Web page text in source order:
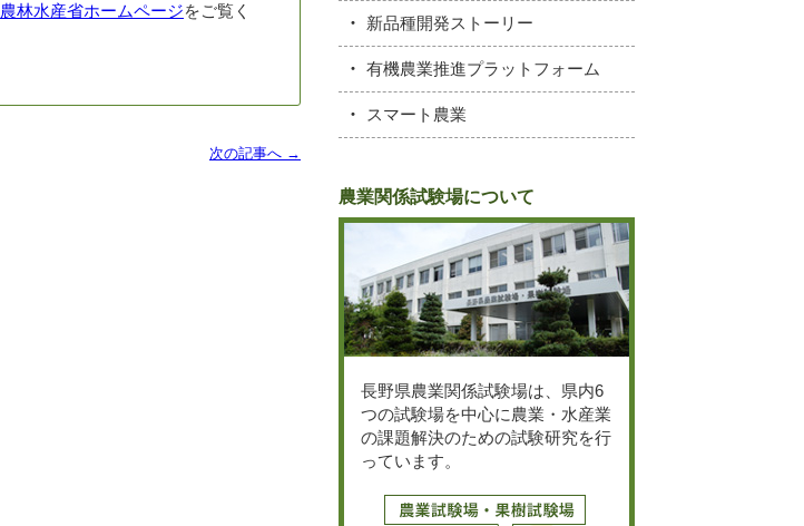
農林水産省ホームページをご覧く
次の記事へ →
新品種開発ストーリー
有機農業推進プラットフォーム
スマート農業
農業関係試験場について
長野県農業関係試験場は、県内6
つの試験場を中心に農業・水産業
の課題解決のための試験研究を行
っています。